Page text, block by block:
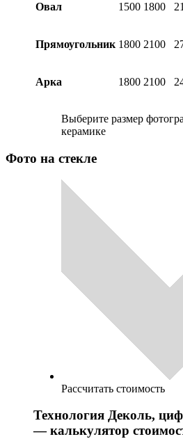
Овал 1500 1800
Прямоугольник 1800 2100
Арка 1800 2100
Выберите размер
керамике
Фото на стекле
Рассчитать стоимость
Технология Деколь,
— калькулятор